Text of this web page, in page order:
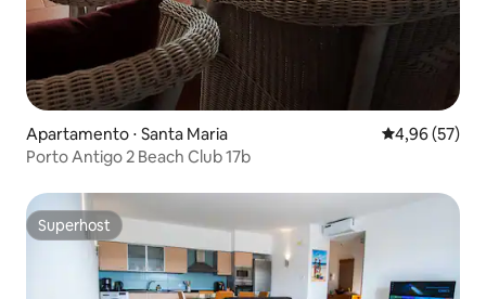
Apartamento ⋅ Santa Maria 4,96 de uma
4,96 (57)
Porto Antigo 2 Beach Club 17b
Superhost
Superhost